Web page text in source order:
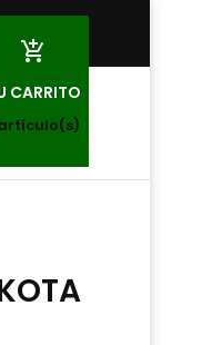

CARRITO